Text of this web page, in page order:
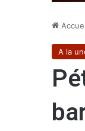
A la